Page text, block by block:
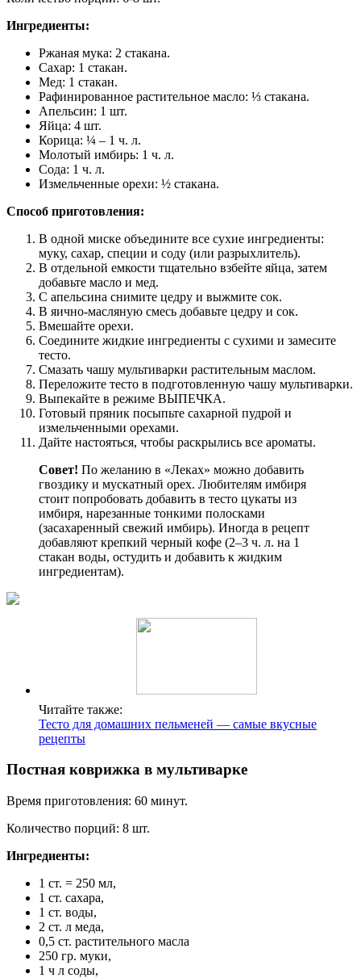
Ингредиенты:
Ржаная мука: 2 стакана.
Сахар: 1 стакан.
Мед: 1 стакан.
Рафинированное растительное масло: ⅓ стакана.
Апельсин: 1 шт.
Яйца: 4 шт.
Корица: ¼ – 1 ч. л.
Молотый имбирь: 1 ч. л.
Сода: 1 ч. л.
Измельченные орехи: ½ стакана.
Способ приготовления:
В одной миске объедините все сухие ингредиенты:
муку, сахар, специи и соду (или разрыхлитель).
В отдельной емкости тщательно взбейте яйца, затем
добавьте масло и мед.
С апельсина снимите цедру и выжмите сок.
В яично-масляную смесь добавьте цедру и сок.
Вмешайте орехи.
Соедините жидкие ингредиенты с сухими и замесите
тесто.
Смазать чашу мультиварки растительным маслом.
Переложите тесто в подготовленную чашу мультиварки.
Выпекайте в режиме ВЫПЕЧКА.
Готовый пряник посыпьте сахарной пудрой и
измельченными орехами.
Дайте настояться, чтобы раскрылись все ароматы.
Совет! По желанию в «Леках» можно добавить
гвоздику и мускатный орех. Любителям имбиря
стоит попробовать добавить в тесто цукаты из
имбиря, нарезанные тонкими полосками
(засахаренный свежий имбирь). Иногда в рецепт
добавляют крепкий черный кофе (2–3 ч. л. на 1
стакан воды, остудить и добавить к жидким
ингредиентам).
Читайте также:
Тесто для домашних пельменей — самые вкусные
рецепты
Постная коврижка в мультиварке
Время приготовления: 60 минут.
Количество порций: 8 шт.
Ингредиенты:
1 ст. = 250 мл,
1 ст. сахара,
1 ст. воды,
2 ст. л меда,
0,5 ст. растительного масла
250 гр. муки,
1 ч л соды,